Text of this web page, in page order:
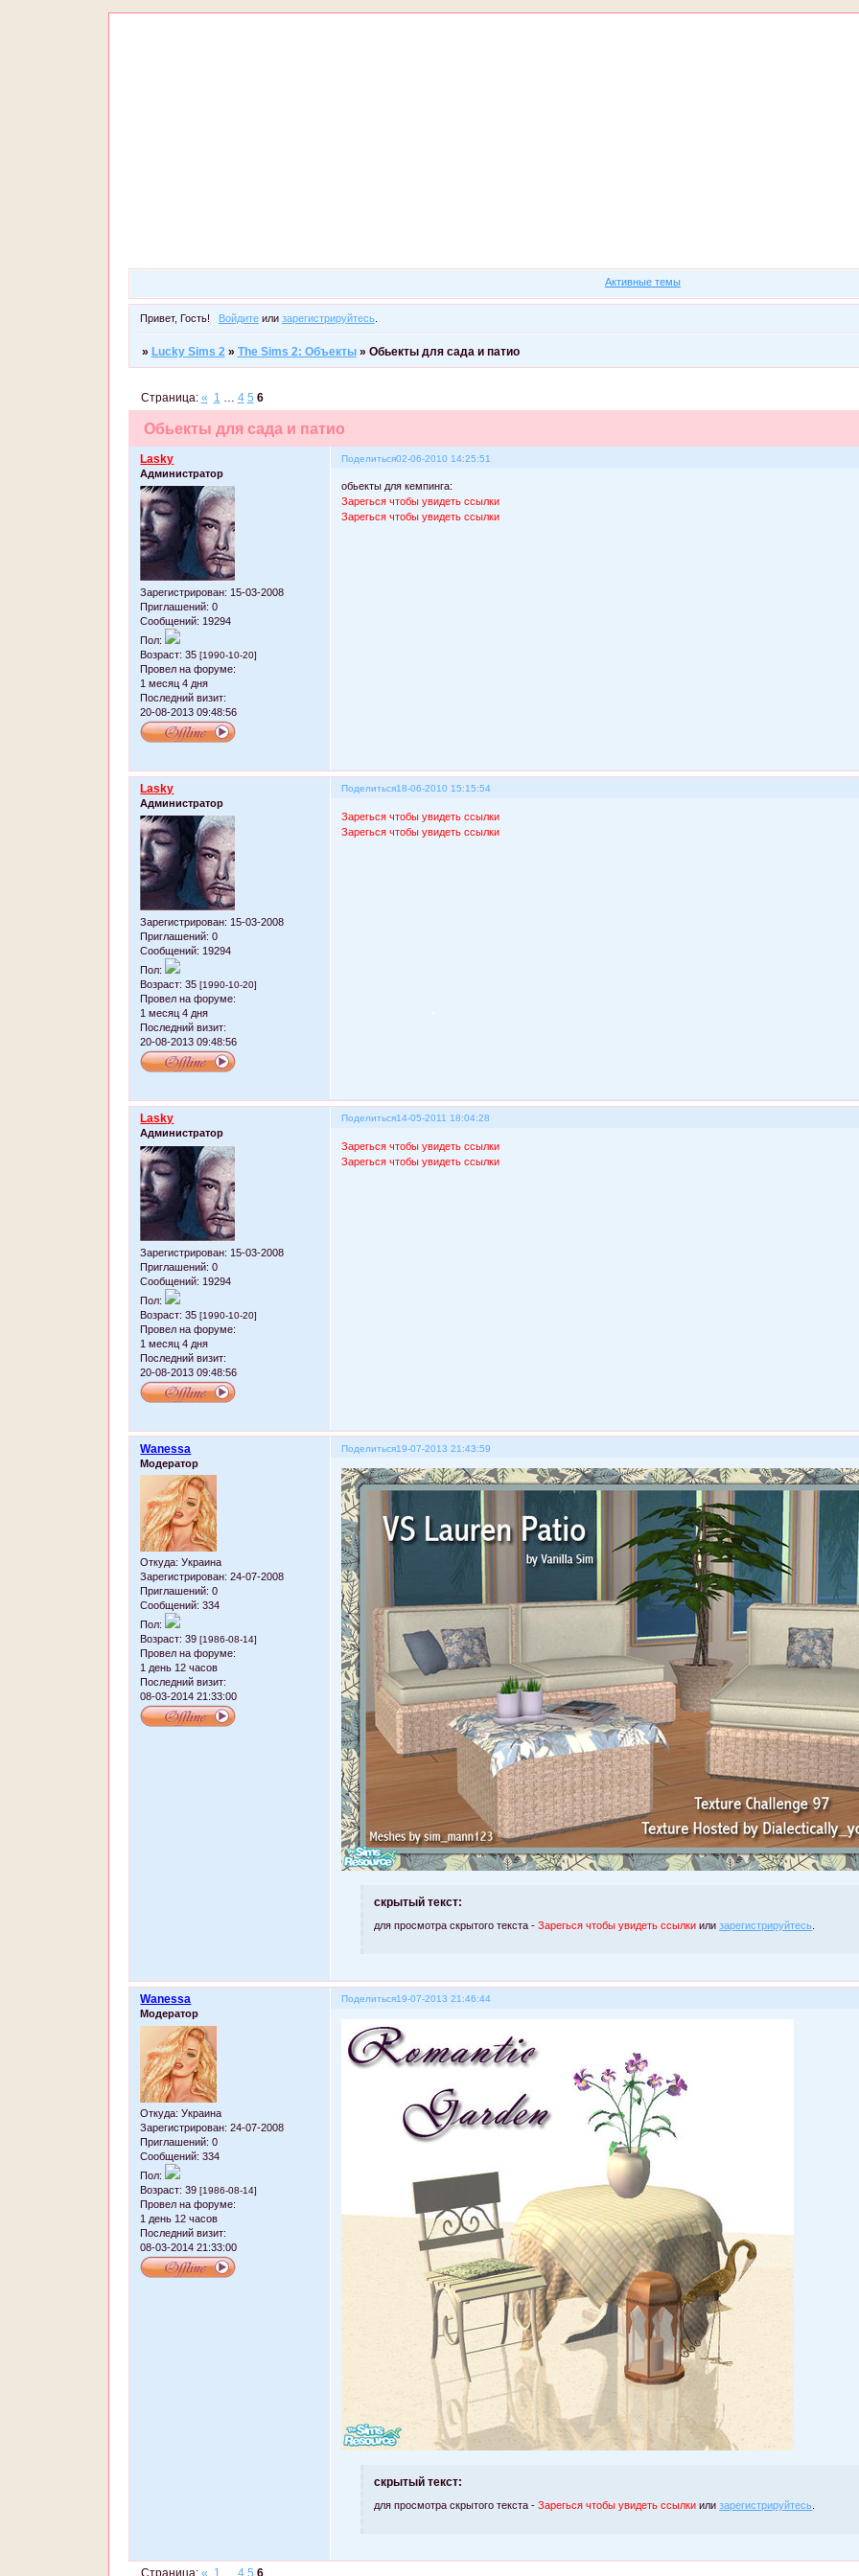
Активные темы
Привет, Гость! Войдитеили зарегистрируйтесь.
» Lucky Sims 2 » The Sims 2: Объекты » Обьекты для сада и патио
Обьекты для сада и патио
Страница: « 1 … 4 5 6
Поделиться02-06-2010 14:25:51
Lasky
Администратор
Зарегистрирован: 15-03-2008
Приглашений: 0
Сообщений: 19294
Пол:
Возраст: 35[1990-10-20]
Провел на форуме:
1 месяц 4 дня
Последний визит:
20-08-2013 09:48:56
обьекты для кемпинга:
Зарегься чтобы увидеть ссылки
Зарегься чтобы увидеть ссылки
Поделиться18-06-2010 15:15:54
Lasky
Администратор
Зарегистрирован: 15-03-2008
Приглашений: 0
Сообщений: 19294
Пол:
Возраст: 35[1990-10-20]
Провел на форуме:
1 месяц 4 дня
Последний визит:
20-08-2013 09:48:56
Зарегься чтобы увидеть ссылки
Зарегься чтобы увидеть ссылки
Поделиться14-05-2011 18:04:28
Lasky
Администратор
Зарегистрирован: 15-03-2008
Приглашений: 0
Сообщений: 19294
Пол:
Возраст: 35[1990-10-20]
Провел на форуме:
1 месяц 4 дня
Последний визит:
20-08-2013 09:48:56
Зарегься чтобы увидеть ссылки
Зарегься чтобы увидеть ссылки
Поделиться19-07-2013 21:43:59
Wanessa
Модератор
Откуда: Украина
Зарегистрирован: 24-07-2008
Приглашений: 0
Сообщений: 334
Пол:
Возраст: 39[1986-08-14]
Провел на форуме:
1 день 12 часов
Последний визит:
08-03-2014 21:33:00
скрытый текст:
для просмотра скрытого текста -Зарегься чтобы увидеть ссылки илизарегистрируйтесь
Поделиться19-07-2013 21:46:44
Wanessa
Модератор
Откуда: Украина
Зарегистрирован: 24-07-2008
Приглашений: 0
Сообщений: 334
Пол:
Возраст: 39[1986-08-14]
Провел на форуме:
1 день 12 часов
Последний визит:
08-03-2014 21:33:00
скрытый текст:
для просмотра скрытого текста -Зарегься чтобы увидеть ссылки илизарегистрируйтесь
Страница: « 1 4 5 6